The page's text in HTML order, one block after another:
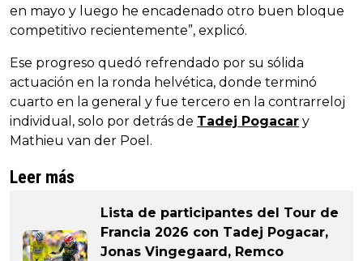
en mayo y luego he encadenado otro buen bloque
competitivo recientemente”, explicó.
Ese progreso quedó refrendado por su sólida
actuación en la ronda helvética, donde terminó
cuarto en la general y fue tercero en la contrarreloj
individual, solo por detrás de Tadej Pogacar y
Mathieu van der Poel.
Leer más
Lista de participantes del Tour de
Francia 2026 con Tadej Pogacar,
Jonas Vingegaard, Remco